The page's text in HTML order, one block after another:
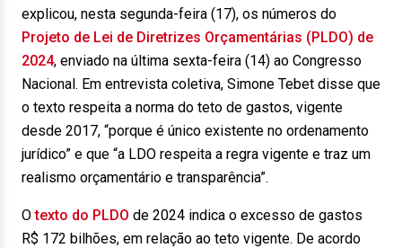
explicou, nesta segunda-feira (17), os números do
Projeto de Lei de Diretrizes Orçamentárias (PLDO) de
2024, enviado na última sexta-feira (14) ao Congresso
Nacional. Em entrevista coletiva, Simone Tebet disse que
o texto respeita a norma do teto de gastos, vigente
desde 2017, “porque é único existente no ordenamento
jurídico” e que “a LDO respeita a regra vigente e traz um
realismo orçamentário e transparência”.
Otexto do PLDO de 2024 indica o excesso de gastos
R$ 172 bilhões, em relação ao teto vigente. De acordo